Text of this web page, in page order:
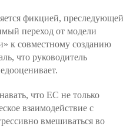
фикцией, преследующей
переход от модели
к совместному созданию
что руководитель
что ЕС не только
взаимодействие с
вмешиваться во